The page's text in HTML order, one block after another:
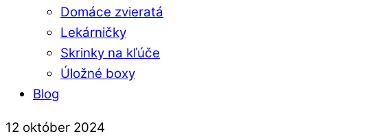
Domáce zvieratá
Lekárničky
Skrinky na kľúče
Úložné boxy
Blog
Close
Close
12 október 2024